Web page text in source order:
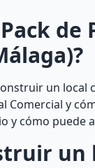
un local
Comercial y
y cómo puede
un